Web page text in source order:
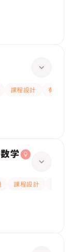
課程設計
有耐性
学
課程設計